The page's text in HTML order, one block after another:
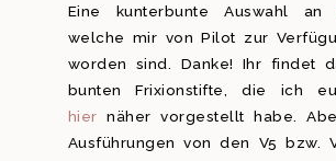
Eine kunterbunte Auswahl an
welche mir von Pilot zur
worden sind. Danke! Ihr findet
bunten Frixionstifte, die ich
hier näher vorgestellt habe.
Ausführungen von den V5 bzw.